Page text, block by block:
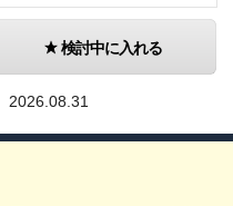
検討中に入れる
2026.08.31